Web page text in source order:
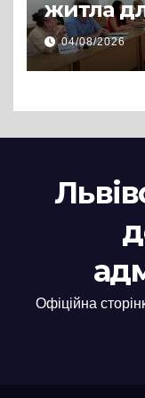
житла
нові
04/08/2026
Офіційна